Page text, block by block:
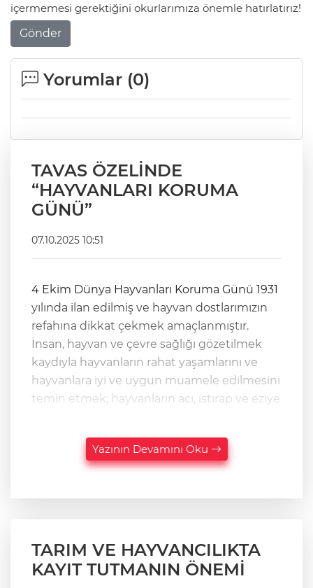
içermemesi gerektiğini okurlarımıza önemle hatırlatırız!
Gönder
Yorumlar (0)
TAVAS ÖZELİNDE
“HAYVANLARI KORUMA
GÜNÜ”
07.10.2025 10:51
4 Ekim Dünya Hayvanları Koruma Günü 1931
yılında ilan edilmiş ve hayvan dostlarımızın
refahına dikkat çekmek amaçlanmıştır.
İnsan, hayvan ve çevre sağlığı gözetilmek
kaydıyla hayvanların rahat yaşamlarını ve
hayvanlara iyi ve uygun muamele edilmesini
temin etmek; hayvanların acı, ıstırap ve eziye
Yazının Devamını Oku
TARIM VE HAYVANCILIKTA
KAYIT TUTMANIN ÖNEMİ